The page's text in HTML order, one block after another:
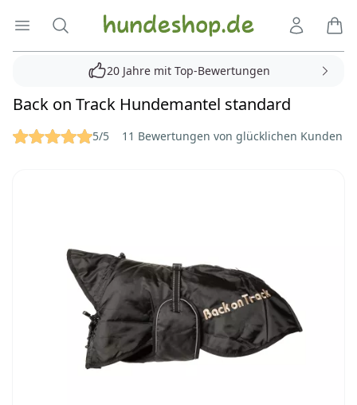
Menü öffnen
Suche Hundeshop.de
20 Jahre mit Top-Bewertungen
Back on Track Hundemantel standard
Reviews 5/5 11 Bewertungen von glücklichen Kunden